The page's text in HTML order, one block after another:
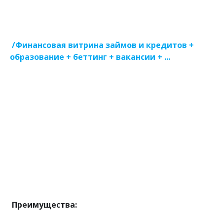
/Финансовая витрина займов и кредитов +
образование + беттинг + вакансии + ...
Преимущества: